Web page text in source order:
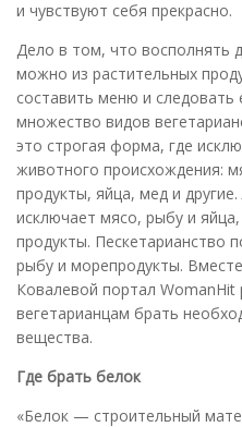
и чувствуют себя прекрасно.
Дело в том, что восполнять
можно из растительных
составить меню и
множество видов
это строгая форма, где
животного происхождения:
продукты, яйца, мед и
исключает мясо, рыбу и
продукты. Пескетарианство
рыбу и морепродукты.
Ковалевой портал WomanHit
вегетарианцам брать
вещества.
Где брать белок
«Белок — строительный